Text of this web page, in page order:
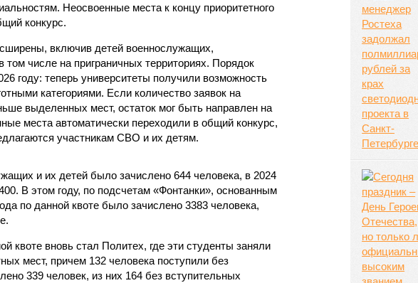
Неосвоенные места к концу приоритетного
конкурс.
включив детей военнослужащих,
числе на приграничных территориях. Порядок
году: теперь университеты получили возможность
категориями. Если количество заявок на
выделенных мест, остаток мог быть направлен на
места автоматически переходили в общий конкурс,
участникам СВО и их детям.
и их детей было зачислено 644 человека, в 2024
В этом году, по подсчетам «Фонтанки», основанным
по данной квоте было зачислено 3383 человека,
квоте вновь стал Политех, где эти студенты заняли
мест, причем 132 человека поступили без
339 человек, из них 164 без вступительных